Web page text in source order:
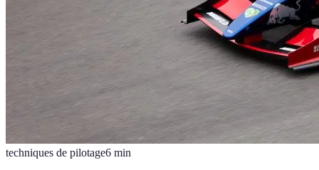
techniques de pilotage6 min